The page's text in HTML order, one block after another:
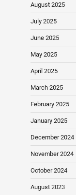
August 2025
July 2025
June 2025
May 2025
April 2025
March 2025
February 2025
January 2025
December 2024
November 2024
October 2024
August 2023